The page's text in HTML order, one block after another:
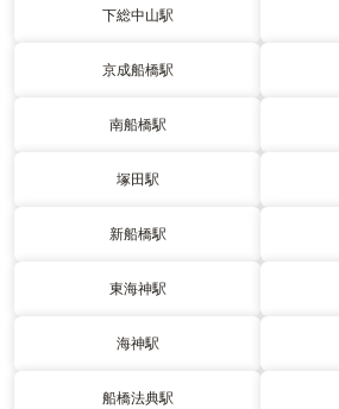
下総中山駅
京成船橋駅
南船橋駅
塚田駅
新船橋駅
東海神駅
海神駅
船橋法典駅